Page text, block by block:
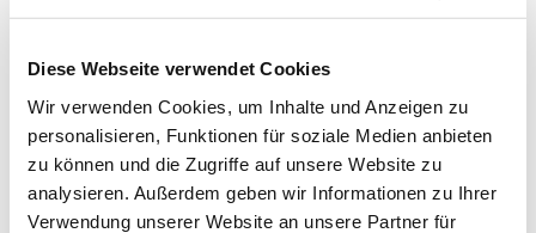
Diese Webseite verwendet Cookies
Wir verwenden Cookies, um Inhalte und Anzeigen zu
personalisieren, Funktionen für soziale Medien anbieten
zu können und die Zugriffe auf unsere Website zu
analysieren. Außerdem geben wir Informationen zu Ihrer
Verwendung unserer Website an unsere Partner für
die getrocknete Variante nutzt dann solltet ihr die Gnocchi
Tipp:
Reicht für 4 Personen
Anstatt Schmelzkäse passt auch Gorgonzola richtig gut!